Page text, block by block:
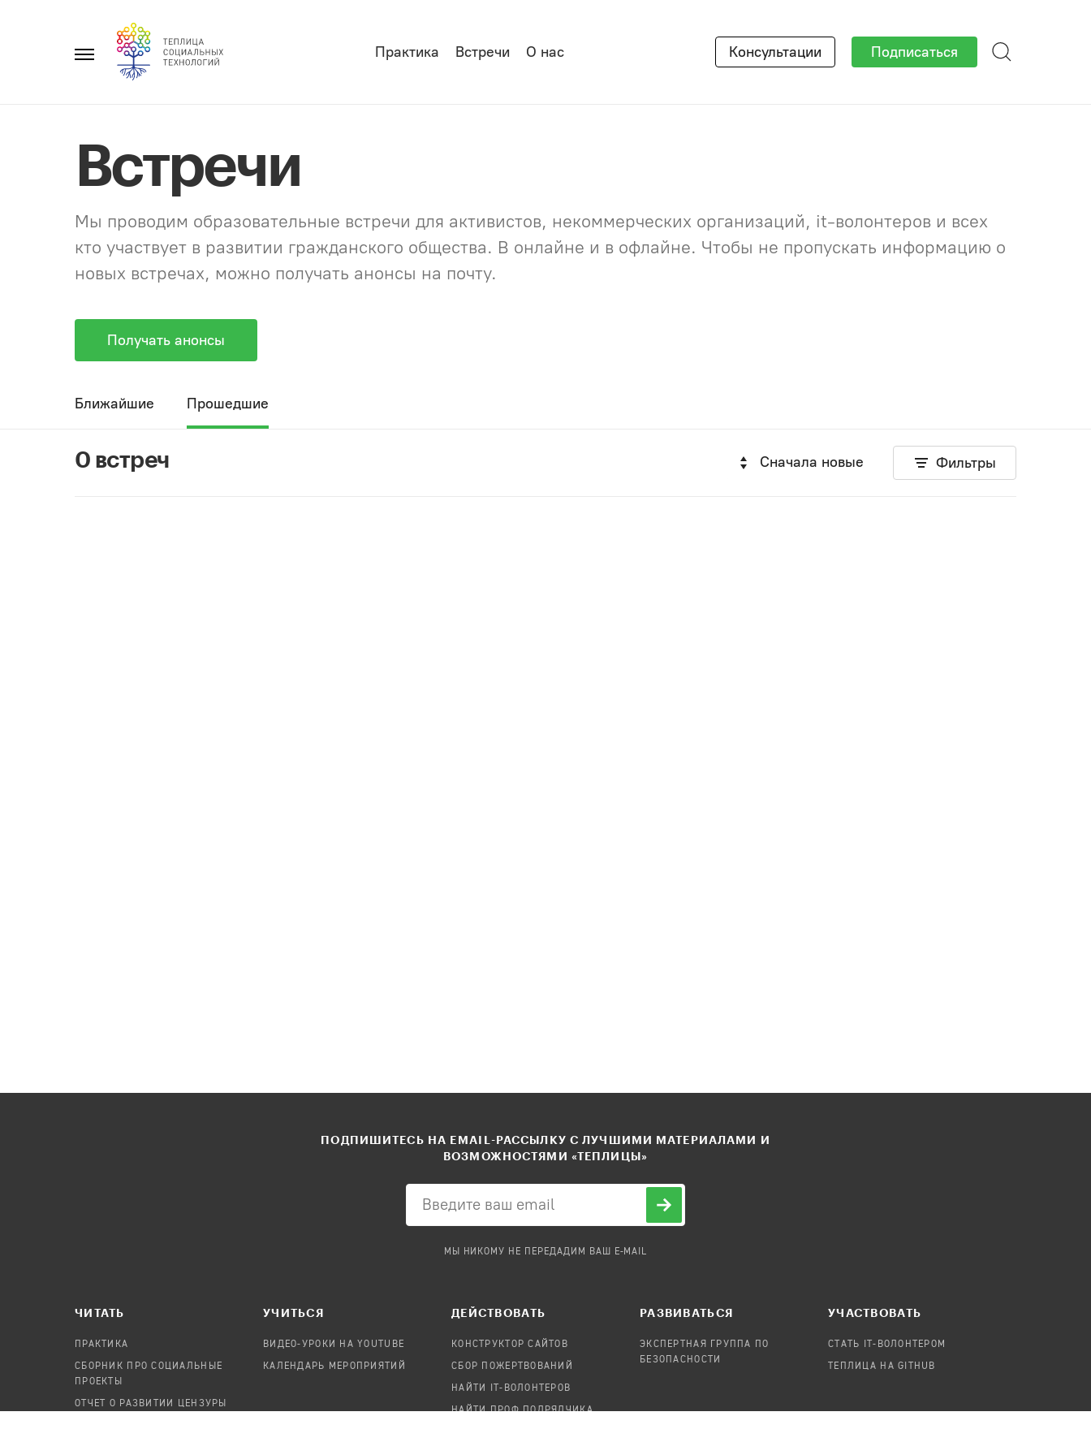
Главное
Практика Встречи О нас Консультации Подписаться
Встречи
Мы проводим образовательные встречи для активистов, некоммерческих организаций, it-волонтеров и всех
кто участвует в развитии гражданского общества. В онлайне и в офлайне. Чтобы не пропускать информацию о
новых встречах, можно получать анонсы на почту.
Получать анонсы
Ближайшие Прошедшие
0 встреч Сначала новые Фильтры
ПОДПИШИТЕСЬ НА EMAIL-РАССЫЛКУ С ЛУЧШИМИ МАТЕРИАЛАМИ И
ВОЗМОЖНОСТЯМИ «ТЕПЛИЦЫ»
МЫ НИКОМУ НЕ ПЕРЕДАДИМ ВАШ E-MAIL
ЧИТАТЬ
ПРАКТИКА
СБОРНИК ПРО СОЦИАЛЬНЫЕ
ПРОЕКТЫ
ОТЧЕТ О РАЗВИТИИ ЦЕНЗУРЫ
УЧИТЬСЯ
ВИДЕО-УРОКИ НА YOUTUBE
КАЛЕНДАРЬ МЕРОПРИЯТИЙ
ДЕЙСТВОВАТЬ
КОНСТРУКТОР САЙТОВ
СБОР ПОЖЕРТВОВАНИЙ
НАЙТИ IT-ВОЛОНТЕРОВ
НАЙТИ ПРОФ.ПОДРЯДЧИКА
РАЗВИВАТЬСЯ
ЭКСПЕРТНАЯ ГРУППА ПО
БЕЗОПАСНОСТИ
УЧАСТВОВАТЬ
СТАТЬ IT-ВОЛОНТЕРОМ
ТЕПЛИЦА НА GITHUB